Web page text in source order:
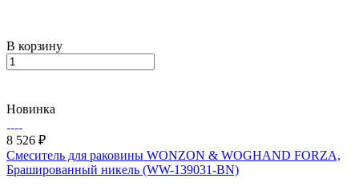
В корзину
Новинка
8 526 ₽
Смеситель для раковины WONZON & WOGHAND FORZA,
Брашированный никель (WW-139031-BN)